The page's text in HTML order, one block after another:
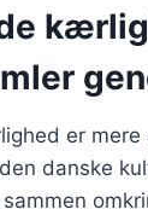
er mere
danske